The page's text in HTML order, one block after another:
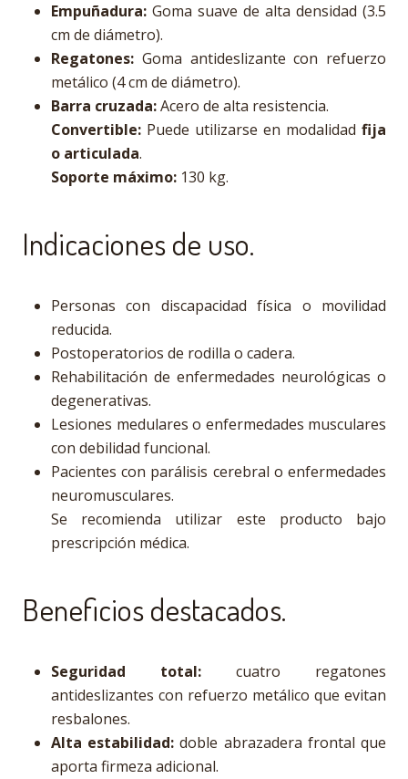
Empuñadura: Goma suave de alta densidad (3.5
cm de diámetro).
Regatones: Goma antideslizante con refuerzo
metálico (4 cm de diámetro).
Barra cruzada:Acero de alta resistencia.
Convertible: Puede utilizarse en modalidad fija
o articulada.
Soporte máximo: 130 kg.
Indicaciones de uso.
Personas con discapacidad física o movilidad
reducida.
Postoperatorios de rodilla o cadera.
Rehabilitación de enfermedades neurológicas o
degenerativas.
Lesiones medulares o enfermedades musculares
con debilidad funcional.
Pacientes con parálisis cerebral o enfermedades
neuromusculares.
Se recomienda utilizar este producto bajo
prescripción médica.
Beneficios destacados.
Seguridad total: cuatro regatones
antideslizantes con refuerzo metálico que evitan
resbalones.
Alta estabilidad: doble abrazadera frontal que
aporta firmeza adicional.